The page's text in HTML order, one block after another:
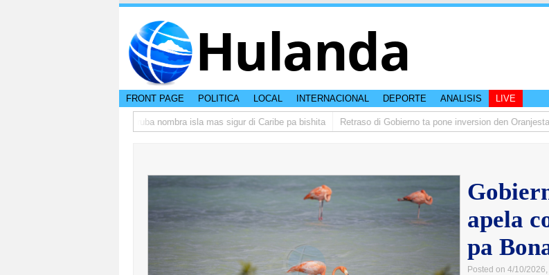
Hulanda
FRONT PAGE POLITICA LOCAL INTERNACIONAL DEPORTE ANALISIS LIVE
CISI: Aruba nombra isla mas sigur di Caribe pa bishita Retraso di Gobierno ta pone inversion den Oranjestad
apela
pa
Posted on 4/10/